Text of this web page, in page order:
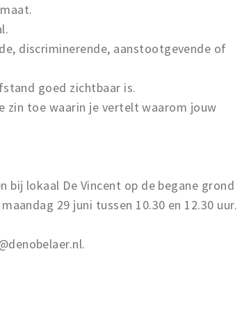
discriminerende, aanstootgevende of
goed zichtbaar is.
zin toe waarin je vertelt waarom jouw
bij lokaal De Vincent op de begane grond
29 juni tussen 10.30 en 12.30 uur.